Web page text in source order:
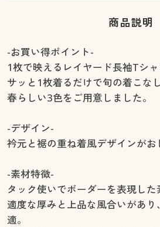
商品説明
-お買い得ポイント-
1枚で映えるレイヤード長袖Tシャ
サッと1枚着るだけで旬の着こな
春らしい3色をご用意しました。
-デザイン-
衿元と裾の重ね着風デザインがお
-素材特徴-
タック使いでボーダーを表現した
適度な厚みと上品な風合いがあ
適。